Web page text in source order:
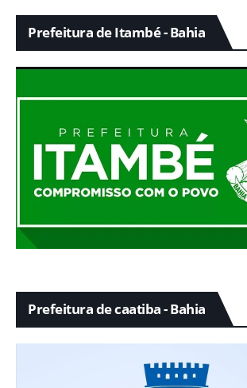
Prefeitura de Itambé - Bahia
Prefeitura de caatiba - Bahia